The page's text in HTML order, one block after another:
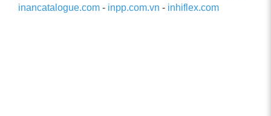
inancatalogue.com - inpp.com.vn - inhiflex.com